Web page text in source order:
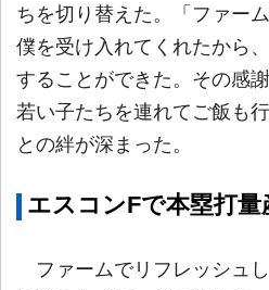
ちを切り替えた。「ファー
僕を受け入れてくれたから
することができた。その感
若い子たちを連れてご飯も
との絆が深まった。
エスコンFで本塁打量
ファームでリフレッシュ